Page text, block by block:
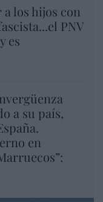
los hijos con
PNV
es
a su país,
en